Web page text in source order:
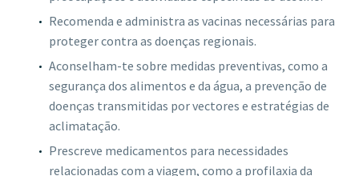
Recomenda e administra as vacinas necessárias para
proteger contra as doenças regionais.
Aconselham-te sobre medidas preventivas, como a
segurança dos alimentos e da água, a prevenção de
doenças transmitidas por vectores e estratégias de
aclimatação.
Prescreve medicamentos para necessidades
relacionadas com a viagem, como a profilaxia da